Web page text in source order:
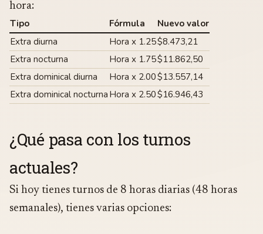
hora:
Tipo Fórmula
Nuevo valor
Extra diurna
Hora x 1.25$8.473,21
Extra nocturna
Hora x 1.75$11.862,50
Extra dominical diurna
Hora x 2.00$13.557,14
Extra dominical nocturna Hora x 2.50$16.946,43
¿Qué pasa con los turnos
actuales?
Si hoy tienes turnos de 8 horas diarias (48 horas
semanales), tienes varias opciones: